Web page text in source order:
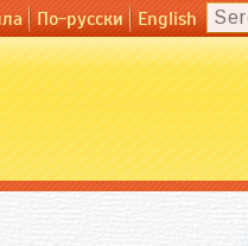
По-русски English